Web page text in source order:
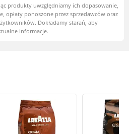
produkty uwzględniamy ich dopasowanie,
opłaty ponoszone przez sprzedawców oraz
Dokładamy starań, aby
informacje.